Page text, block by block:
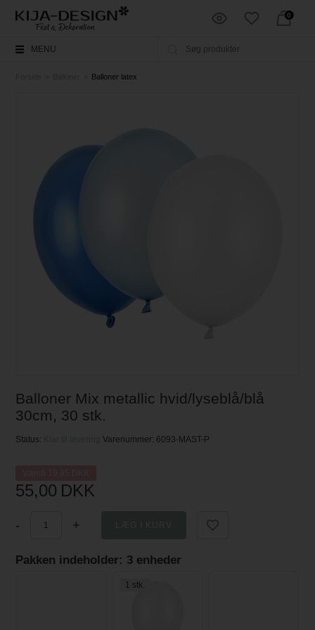
0
MENU
Balloner latex
Balloner Mix metallic hvid/lyseblå/blå
30cm, 30 stk.
Status: Klar til leveringVarenummer: 6093-MAST-P
55,00 DKK
- +
Pakken indeholder: 3 enheder
1 stk.